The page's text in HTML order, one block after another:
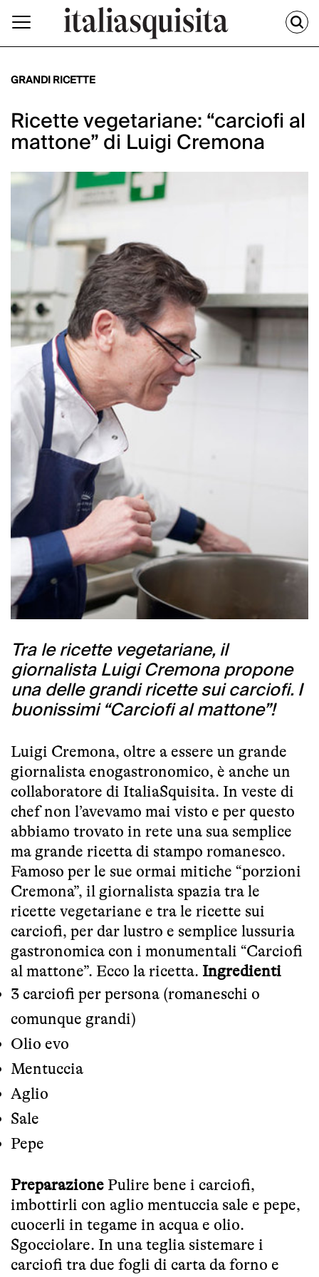
GRANDI RICETTE
Ricette vegetariane: “carciofi al
mattone” di Luigi Cremona
Tra le ricette vegetariane, il
giornalista Luigi Cremona propone
una delle grandi ricette sui carciofi. I
buonissimi “Carciofi al mattone”!
Luigi Cremona, oltre a essere un grande
giornalista enogastronomico, è anche un
collaboratore di ItaliaSquisita. In veste di
chef non l’avevamo mai visto e per questo
abbiamo trovato in rete una sua semplice
ma grande ricetta di stampo romanesco.
Famoso per le sue ormai mitiche “porzioni
Cremona”, il giornalista spazia tra le
ricette vegetariane e tra le ricette sui
carciofi, per dar lustro e semplice lussuria
gastronomica con i monumentali “Carciofi
al mattone”. Ecco la ricetta. Ingredienti
3 carciofi per persona (romaneschi o
comunque grandi)
Olio evo
Mentuccia
Aglio
Sale
Pepe
Preparazione Pulire bene i carciofi,
imbottirli con aglio mentuccia sale e pepe,
cuocerli in tegame in acqua e olio.
Sgocciolare. In una teglia sistemare i
carciofi tra due fogli di carta da forno e